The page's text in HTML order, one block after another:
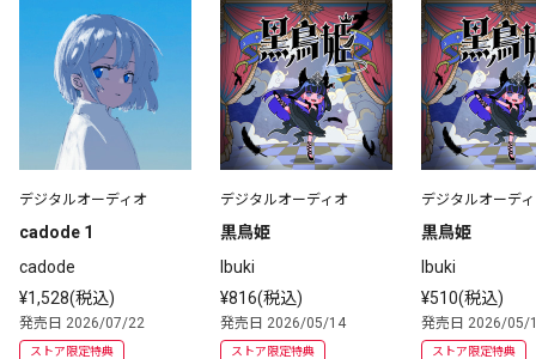
デジタルオーディオ
cadode 1
cadode
¥1,528(税込)
発売日 2026/07/22
ストア限定特典
デジタルオーディオ
黒鳥姫
Ibuki
¥816(税込)
発売日 2026/05/14
ストア限定特典
デジタルオーデ
黒鳥姫
Ibuki
¥510(税込)
発売日 2026/05/
ストア限定特典